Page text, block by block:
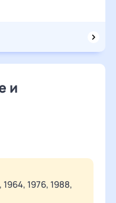
и
1976, 1988,